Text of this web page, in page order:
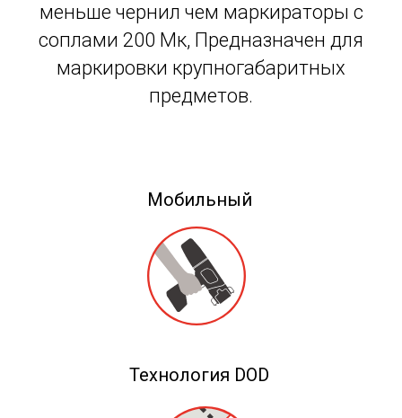
меньше чернил чем маркираторы с
соплами 200 Мк, Предназначен для
маркировки крупногабаритных
предметов.
Технология DOD
Мобильный